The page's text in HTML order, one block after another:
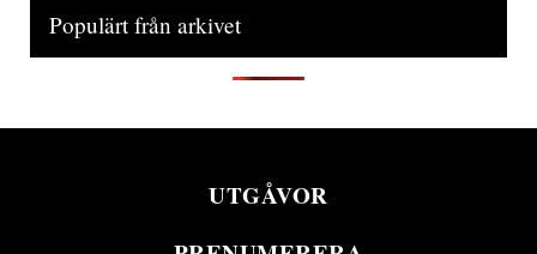
Populärt från arkivet
UTGÅVOR